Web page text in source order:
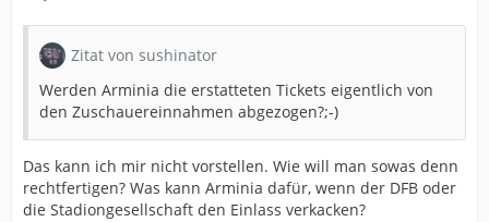
Zitat von sushinator
Werden Arminia die erstatteten Tickets eigentlich von
den Zuschauereinnahmen abgezogen?;-)
Das kann ich mir nicht vorstellen. Wie will man sowas denn
rechtfertigen? Was kann Arminia dafür, wenn der DFB oder
die Stadiongesellschaft den Einlass verkacken?